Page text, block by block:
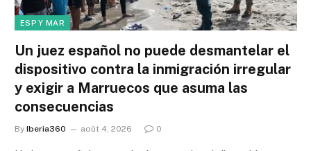
ESP Y MAR
Un juez español no puede desmantelar el
dispositivo contra la inmigración irregular
y exigir a Marruecos que asuma las
consecuencias
By Iberia360 août 4, 2026 0